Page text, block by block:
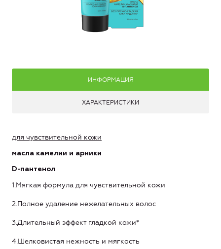
ИНФОРМАЦИЯ
ХАРАКТЕРИСТИКИ
для чувствительной кожи
масла камелии и арники
D-пантенол
1.Мягкая формула для чувствительной кожи
2.Полное удаление нежелательных волос
3.Длительный эффект гладкой кожи*
4.Шелковистая нежность и мягкость